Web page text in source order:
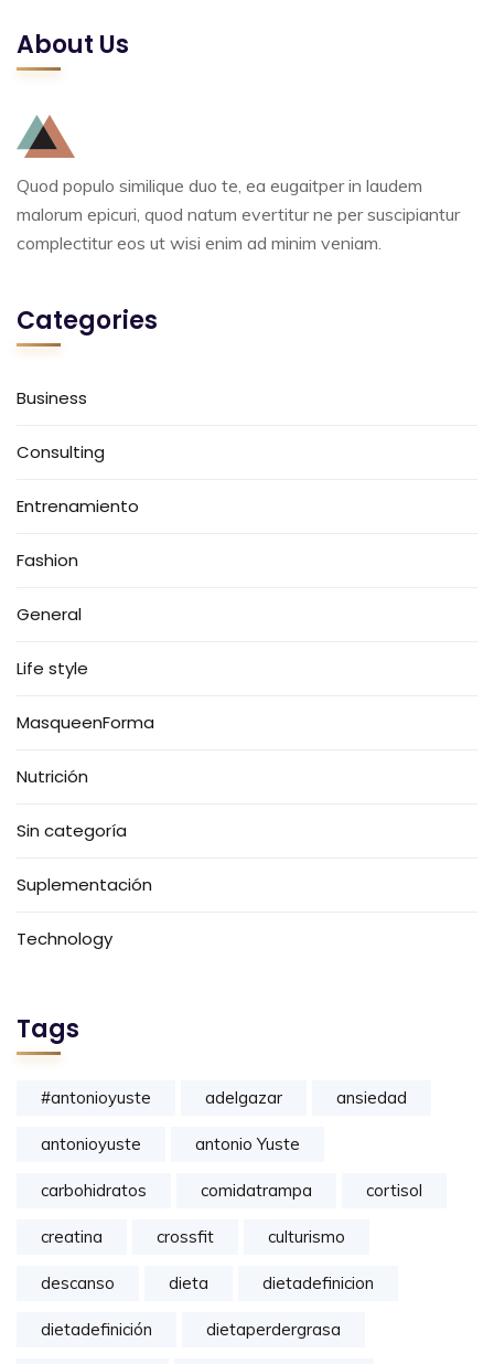
About Us
Quod populo similique duo te, ea eugaitper in laudem
malorum epicuri, quod natum evertitur ne per suscipiantur
complectitur eos ut wisi enim ad minim veniam.
Categories
Business
Consulting
Entrenamiento
Fashion
General
Life style
MasqueenForma
Nutrición
Sin categoría
Suplementación
Technology
Tags
#antonioyuste adelgazar ansiedad
antonioyuste antonio Yuste
carbohidratos comidatrampa cortisol
creatina crossfit culturismo
descanso dieta dietadefinicion
dietadefinición dietaperdergrasa